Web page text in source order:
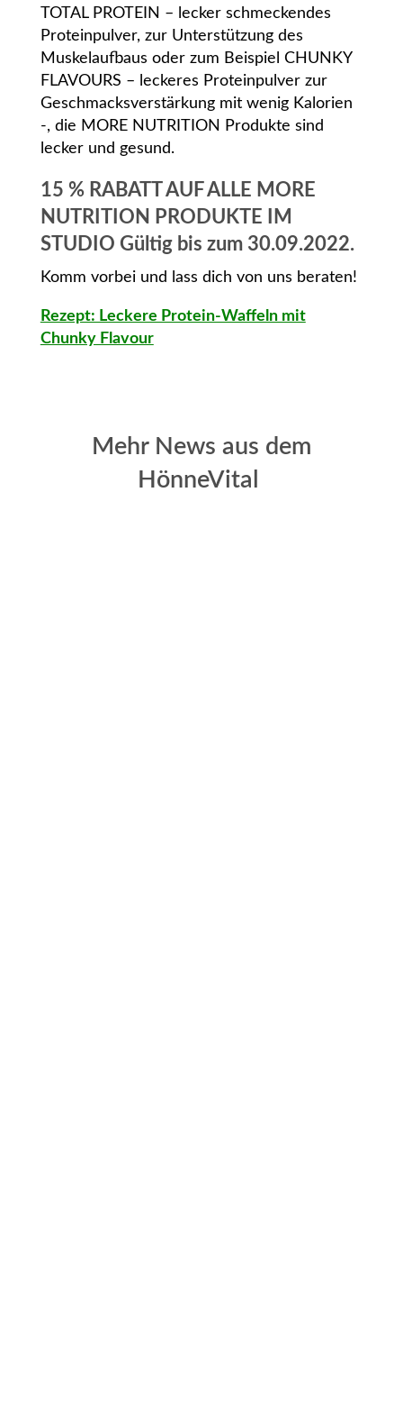
TOTAL PROTEIN – lecker schmeckendes
Proteinpulver, zur Unterstützung des
Muskelaufbaus oder zum Beispiel CHUNKY
FLAVOURS – leckeres Proteinpulver zur
Geschmacksverstärkung mit wenig Kalorien
-, die MORE NUTRITION Produkte sind
lecker und gesund.
15 % RABATT AUF ALLE MORE
NUTRITION PRODUKTE IM
STUDIO Gültig bis zum 30.09.2022.
Komm vorbei und lass dich von uns beraten!
Rezept: Leckere Protein-Waffeln mit
Chunky Flavour
Mehr News aus dem
HönneVital